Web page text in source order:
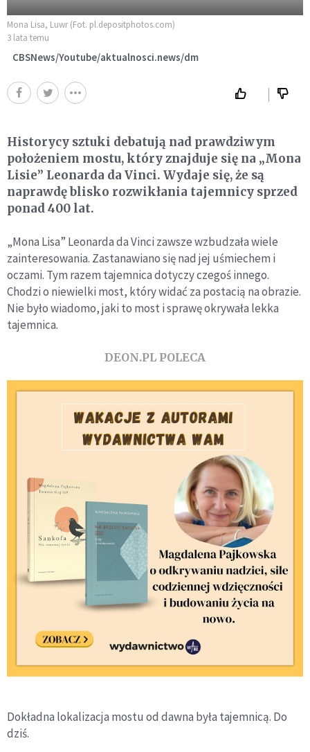
Mona Lisa, Luwr (Fot. pl.depositphotos.com)
3 lata temu
CBSNews/Youtube/aktualnosci.news/dm
Historycy sztuki debatują nad prawdziwym
położeniem mostu, który znajduje się na „Mona
Lisie” Leonarda da Vinci. Wydaje się, że są
naprawdę blisko rozwikłania tajemnicy sprzed
ponad 400 lat.
„Mona Lisa” Leonarda da Vinci zawsze wzbudzała wiele
zainteresowania. Zastanawiano się nad jej uśmiechem i
oczami. Tym razem tajemnica dotyczy czegoś innego.
Chodzi o niewielki most, który widać za postacią na obrazie.
Nie było wiadomo, jaki to most i sprawę okrywała lekka
tajemnica.
DEON.PL POLECA
Dokładna lokalizacja mostu od dawna była tajemnicą. Do
dziś.